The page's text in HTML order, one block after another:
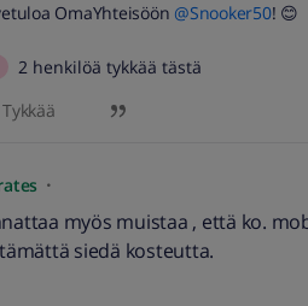
OmaYhteisöön @Snooker50! 😊
2 henkilöä tykkää tästä
Tykkää
myös muistaa , että ko.
siedä kosteutta.